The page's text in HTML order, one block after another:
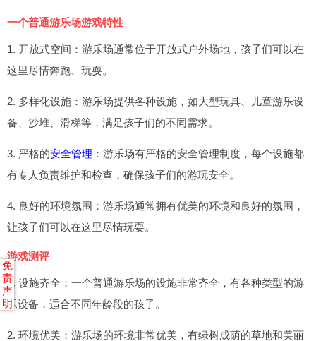
一个普通游乐场游戏特性
1. 开放式空间：游乐场通常位于开放式户外场地，孩子们可以在
这里尽情奔跑、玩耍。
2. 多样化设施：游乐场提供各种设施，如大型玩具、儿童游乐设
备、沙堆、滑梯等，满足孩子们的不同需求。
3. 严格的安全管理 ：游乐场有严格的安全管理制度，每个设施都
有专人负责维护和检查，确保孩子们的游玩安全。
4. 良好的环境氛围：游乐场通常拥有优美的环境和良好的氛围，
让孩子们可以在这里尽情玩耍。
游戏测评
1. 设施齐全：一个普通游乐场的设施非常齐全，有各种类型的游
乐设备，适合不同年龄段的孩子。
2. 环境优美：游乐场的环境非常优美，有绿树成荫的草地和美丽
免
责
声
明